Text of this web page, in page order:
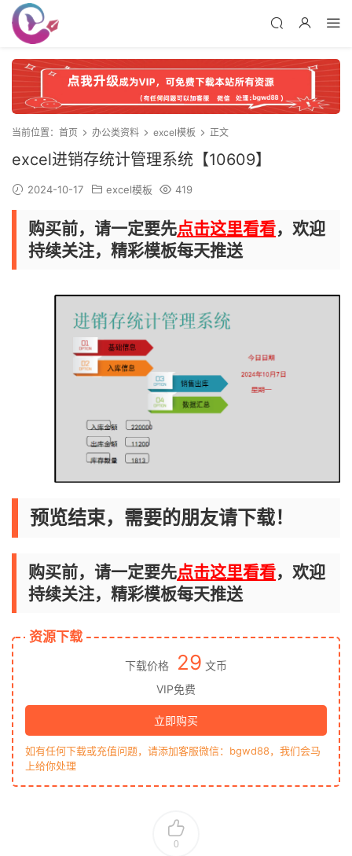
当前位置： 首页 办公类资料 excel模板 正文
excel进销存统计管理系统【10609】
2024-10-17 excel模板 419
购买前，请一定要先点击这里看看，欢迎
持续关注，精彩模板每天推送
预览结束，需要的朋友请下载！
购买前，请一定要先点击这里看看，欢迎
持续关注，精彩模板每天推送
资源下载
下载价格 29 文币
VIP免费
立即购买
如有任何下载或充值问题，请添加客服微信：bgwd88，我们会马
上给你处理
0